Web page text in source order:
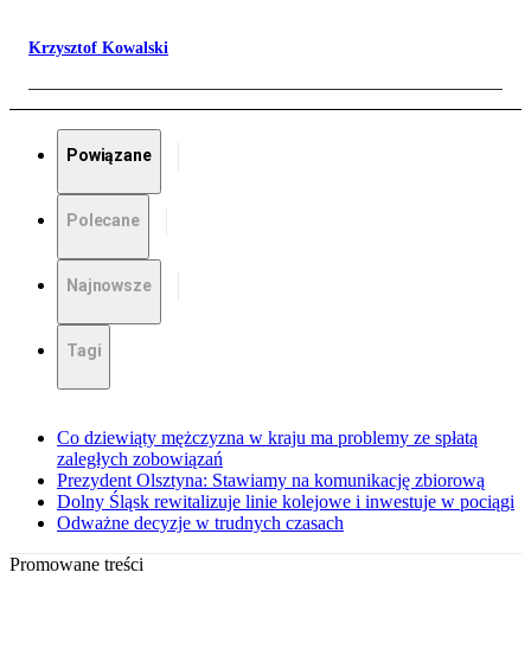
Krzysztof Kowalski
Powiązane
Polecane
Najnowsze
Tagi
Co dziewiąty mężczyzna w kraju ma problemy ze spłatą
zaległych zobowiązań
Prezydent Olsztyna: Stawiamy na komunikację zbiorową
Dolny Śląsk rewitalizuje linie kolejowe i inwestuje w pociągi
Odważne decyzje w trudnych czasach
Promowane treści